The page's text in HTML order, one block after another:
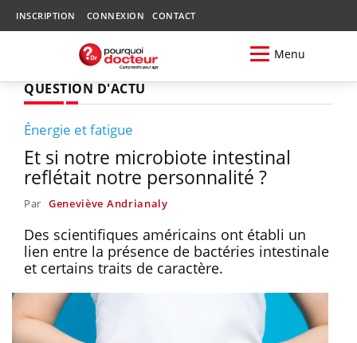
INSCRIPTION CONNEXION CONTACT
Menu
QUESTION D'ACTU
Énergie et fatigue
Et si notre microbiote intestinal
reflétait notre personnalité ?
Par Geneviève Andrianaly
Des scientifiques américains ont établi un
lien entre la présence de bactéries intestinale
et certains traits de caractère.